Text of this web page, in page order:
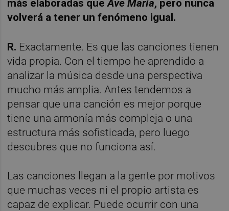
más elaboradas queAve María, pero nunca
volverá a tener un fenómeno igual.
R. Exactamente. Es que las canciones tienen
vida propia. Con el tiempo he aprendido a
analizar la música desde una perspectiva
mucho más amplia. Antes tendemos a
pensar que una canción es mejor porque
tiene una armonía más compleja o una
estructura más sofisticada, pero luego
descubres que no funciona así.
Las canciones llegan a la gente por motivos
que muchas veces ni el propio artista es
capaz de explicar. Puede ocurrir con una